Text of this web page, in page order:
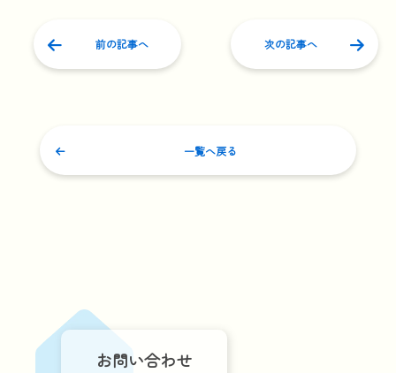
前の記事へ 次の記事へ
一覧へ戻る
お問い合わせ